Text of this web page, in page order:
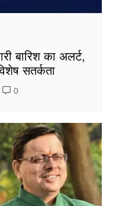
बारिश का अलर्ट,
सतर्कता
0